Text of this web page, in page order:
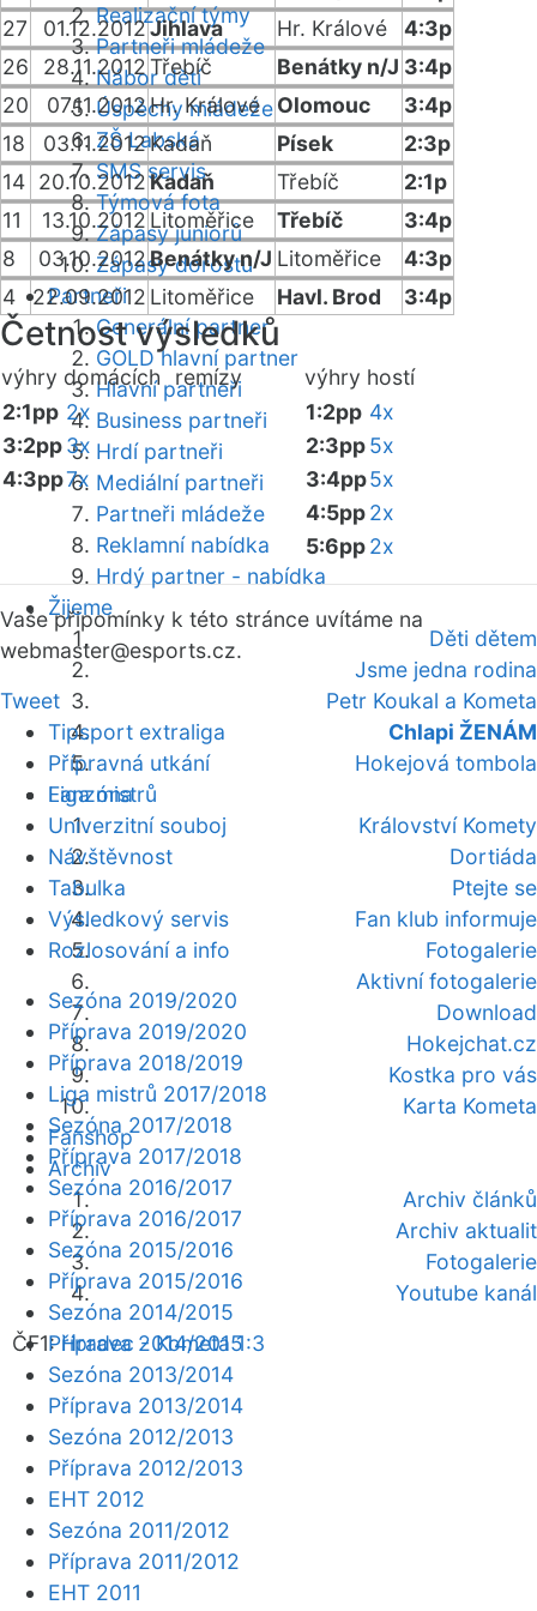
Realizační týmy
Partneři mládeže
Nábor dětí
Úspěchy mládeže
ZŠ Labská
SMS servis
Týmová fota
Zápasy juniorů
Zápasy dorostu
Partneři
Generální partner
GOLD hlavní partner
Hlavní partneři
Business partneři
Hrdí partneři
Mediální partneři
Partneři mládeže
Reklamní nabídka
Hrdý partner - nabídka
Žijeme
Děti dětem
Jsme jedna rodina
Petr Koukal a Kometa
Chlapi ŽENÁM
Hokejová tombola
Fanzóna
Království Komety
Dortiáda
Ptejte se
Fan klub informuje
Fotogalerie
Aktivní fotogalerie
Download
Hokejchat.cz
Kostka pro vás
Karta Kometa
Fanshop
Archiv
Archiv článků
Archiv aktualit
Fotogalerie
Youtube kanál
ČF1:Hradec - Kometa 1:3
27
01.12.2012Jihlava Hr. Králové
4:3p
26
28.11.2012Třebíč Benátky n/J 3:4p
20
07.11.2012Hr. Králové Olomouc
3:4p
18
03.11.2012Kadaň Písek
2:3p
14 20.10.2012Kadaň Třebíč
2:1p
11
13.10.2012 Litoměřice Třebíč
3:4p
8
03.10.2012Benátky n/J Litoměřice
4:3p
4
22.09.2012 Litoměřice Havl. Brod 3:4p
Četnost výsledků
výhry domácích remízy výhry hostí
2:1pp 2x
3:2pp3x
4:3pp7x
1:2pp 4x
2:3pp5x
3:4pp5x
4:5pp2x
5:6pp2x
Vaše připomínky k této stránce uvítáme na
webmaster@esports.cz.
Tweet
Tipsport extraliga
Přípravná utkání
Liga mistrů
Univerzitní souboj
Návštěvnost
Tabulka
Výsledkový servis
Rozlosování a info
Sezóna 2019/2020
Příprava 2019/2020
Příprava 2018/2019
Liga mistrů 2017/2018
Sezóna 2017/2018
Příprava 2017/2018
Sezóna 2016/2017
Příprava 2016/2017
Sezóna 2015/2016
Příprava 2015/2016
Sezóna 2014/2015
Příprava 2014/2015
Sezóna 2013/2014
Příprava 2013/2014
Sezóna 2012/2013
Příprava 2012/2013
EHT 2012
Sezóna 2011/2012
Příprava 2011/2012
EHT 2011